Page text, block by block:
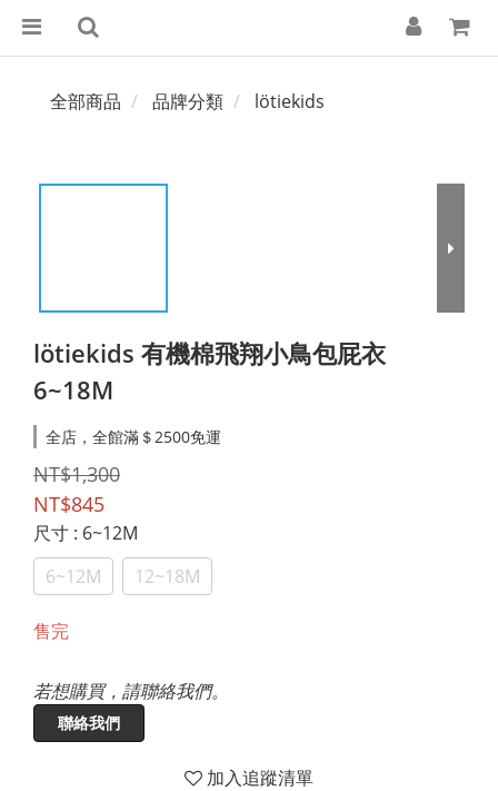
全部商品 品牌分類 lötiekids
lötiekids 有機棉飛翔小鳥包屁衣
6~18M
全店，全館滿＄2500免運
NT$1,300
NT$845
尺寸 : 6~12M
6~12M
12~18M
售完
若想購買，請聯絡我們。
聯絡我們
加入追蹤清單